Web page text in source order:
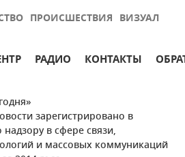
ПРОИСШЕСТВИЯ ВИЗУАЛ
РАДИО КОНТАКТЫ
зарегистрировано в
в сфере связи,
и массовых коммуникаций